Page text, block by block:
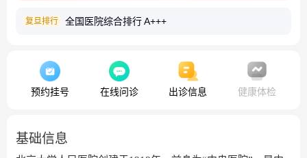
复旦排行 全国医院综合排行A+++
预约挂号 在线问诊 出诊信息 健康体检
基础信息